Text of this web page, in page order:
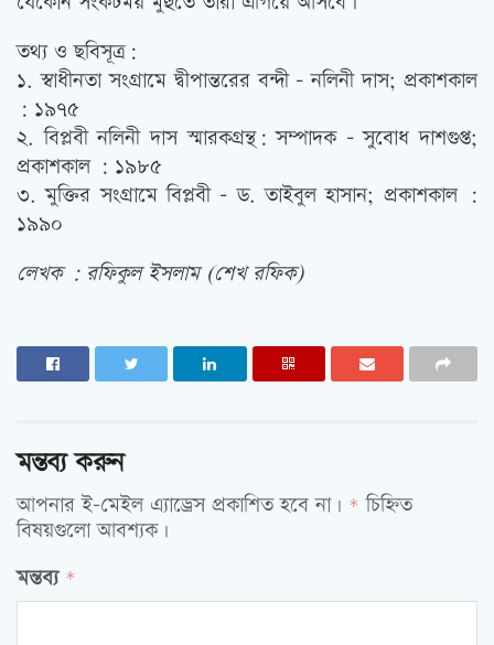
তথ্য ও ছবিসূত্র:
১. স্বাধীনতা সংগ্রামে দ্বীপান্তরের বন্দী – নলিনী দাস; প্রকাশকাল
: ১৯৭৫
২. বিপ্লবী নলিনী দাস স্মারকগ্রন্থ: সম্পাদক – সুবোধ দাশগুপ্ত;
প্রকাশকাল : ১৯৮৫
৩. মুক্তির সংগ্রামে বিপ্লবী – ড. তাইবুল হাসান; প্রকাশকাল :
১৯৯০
লেখক : রফিকুল ইসলাম (শেখ রফিক)
মন্তব্য করুন
আপনার ই-মেইল এ্যাড্রেস প্রকাশিত হবে না। * চিহ্নিত
বিষয়গুলো আবশ্যক।
মন্তব্য *